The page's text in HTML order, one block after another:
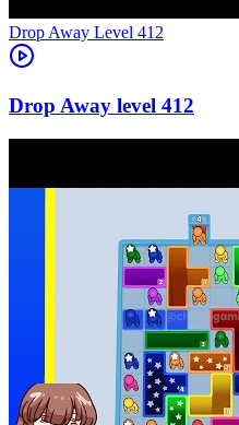
Level 412
412